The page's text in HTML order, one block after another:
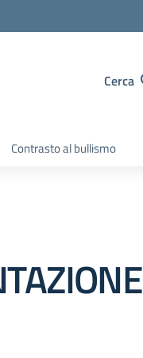
Cerca
Contrasto al bullismo